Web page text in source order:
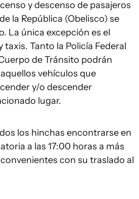
y descenso de pasajeros
la República (Obelisco) se
La única excepción es el
Tanto la Policía Federal
de Tránsito podrán
vehículos que
y/o descender
lugar.
los hinchas encontrarse en
a las 17:00 horas a más
con su traslado al